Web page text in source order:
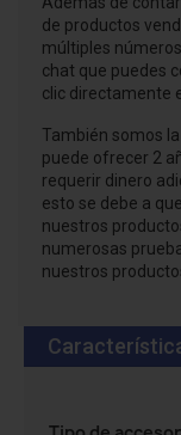
de productos
múltiples
chat que puedes
clic directamente
También somos
puede ofrecer 2
requerir dinero
esto se debe a
nuestros
numerosas
nuestros